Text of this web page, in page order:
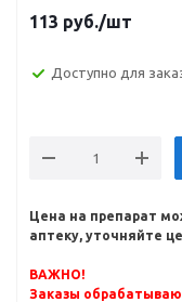
113 руб./шт
Доступно для
Цена на препарат
аптеку, уточняйте
ВАЖНО!
Заказы